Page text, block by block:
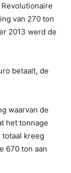
van 270 ton
2013 werd de
betaalt, de
waarvan de
het tonnage
totaal kreeg
670 ton aan